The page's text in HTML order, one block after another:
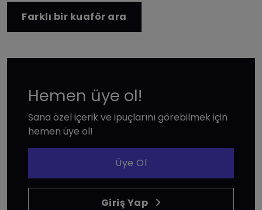
Farklı bir kuaför ara
Hemen üye ol!
Sana özel içerik ve ipuçlarını görebilmek için
hemen üye ol!
Üye Ol
Giriş Yap